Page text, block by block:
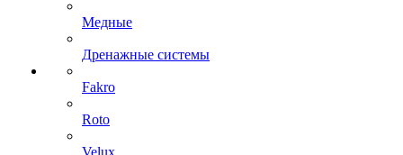
Медные
Дренажные системы
Fakro
Roto
Velux